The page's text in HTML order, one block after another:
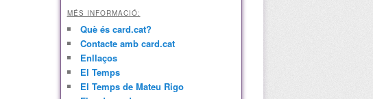
MÉS INFORMACIÓ:
Què és card.cat?
Contacte amb card.cat
Enllaços
El Temps
El Temps de Mateu Rigo